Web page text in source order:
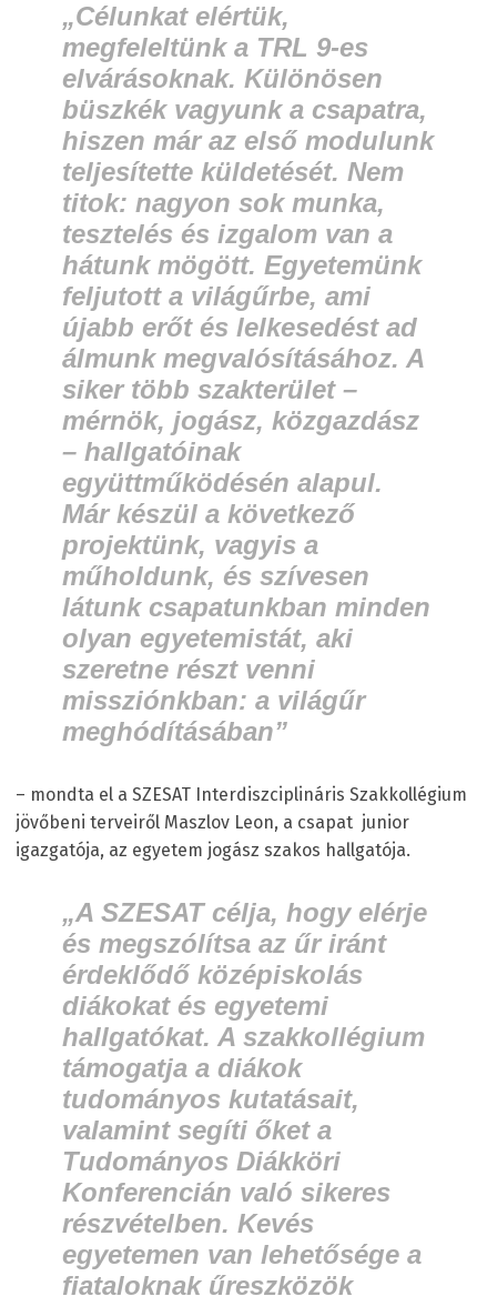
„Célunkat elértük,
megfeleltünk a TRL 9-es
elvárásoknak. Különösen
büszkék vagyunk a csapatra,
hiszen már az első modulunk
teljesítette küldetését. Nem
titok: nagyon sok munka,
tesztelés és izgalom van a
hátunk mögött. Egyetemünk
feljutott a világűrbe, ami
újabb erőt és lelkesedést ad
álmunk megvalósításához. A
siker több szakterület –
mérnök, jogász, közgazdász
– hallgatóinak
együttműködésén alapul.
Már készül a következő
projektünk, vagyis a
műholdunk, és szívesen
látunk csapatunkban minden
olyan egyetemistát, aki
szeretne részt venni
missziónkban: a világűr
meghódításában”
– mondta el a SZESAT Interdiszciplináris Szakkollégium
jövőbeni terveiről Maszlov Leon, a csapat junior
igazgatója, az egyetem jogász szakos hallgatója.
„A SZESAT célja, hogy elérje
és megszólítsa az űr iránt
érdeklődő középiskolás
diákokat és egyetemi
hallgatókat. A szakkollégium
támogatja a diákok
tudományos kutatásait,
valamint segíti őket a
Tudományos Diákköri
Konferencián való sikeres
részvételben. Kevés
egyetemen van lehetősége a
fiataloknak űreszközök